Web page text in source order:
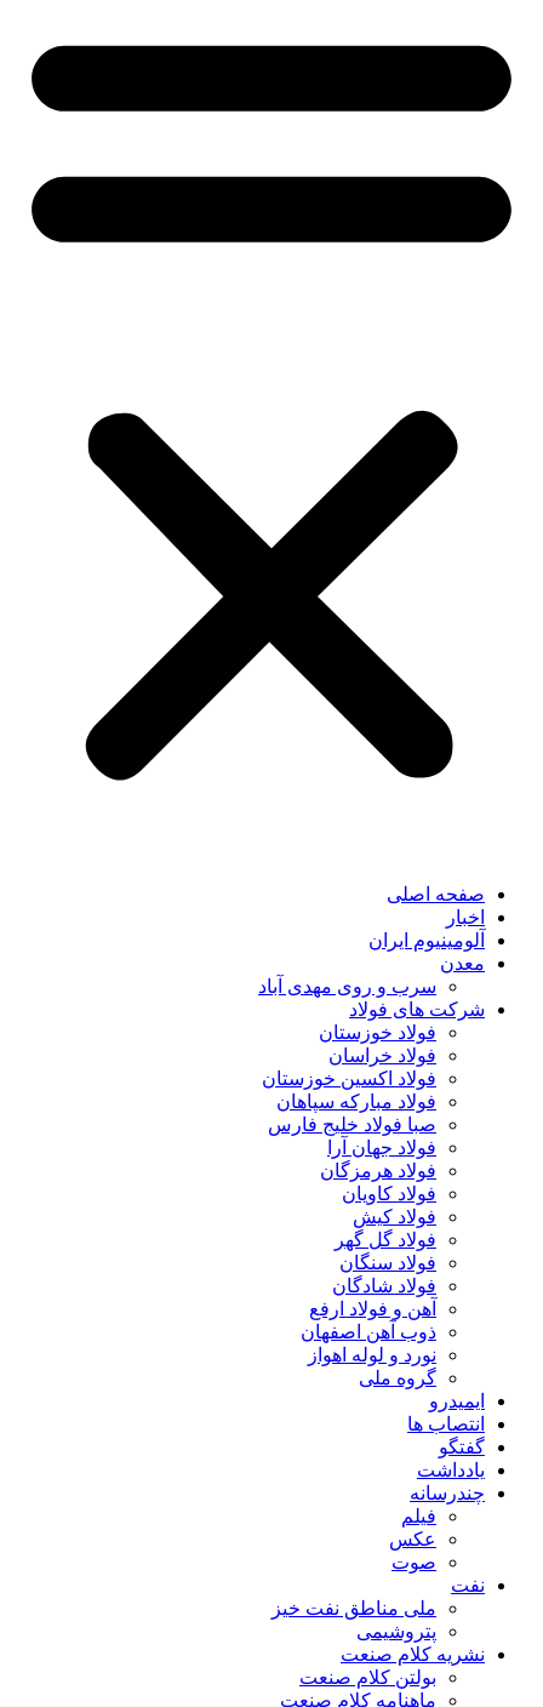
صفحه اصلی
اخبار
آلومینیوم ایران
معدن
سرب و روی مهدی آباد
شرکت های فولاد
فولاد خوزستان
فولاد خراسان
فولاد اکسین خوزستان
فولاد مبارکه سپاهان
صبا فولاد خلیج فارس
فولاد جهان آرا
فولاد هرمزگان
فولاد کاویان
فولاد کیش
فولاد گل گهر
فولاد سنگان
فولاد شادگان
آهن و فولاد ارفع
ذوب آهن اصفهان
نورد و لوله اهواز
گروه ملی
ایمیدرو
انتصاب ها
گفتگو
یادداشت
چندرسانه
فیلم
عکس
صوت
نفت
ملی مناطق نفت خیز
پتروشیمی
نشریه کلام صنعت
بولتن کلام صنعت
ماهنامه کلام صنعت